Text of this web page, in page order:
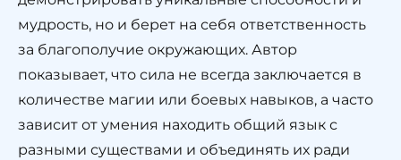
мудрость, но и берет на себя ответственность
за благополучие окружающих. Автор
показывает, что сила не всегда заключается в
количестве магии или боевых навыков, а часто
зависит от умения находить общий язык с
разными существами и объединять их ради